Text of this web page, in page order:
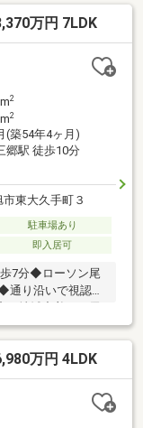
万円 7LDK
2
2
(築54年4ヶ月)
郷駅 徒歩10分
東大久手町３
駐車場あり
即入居可
7分◆ローソン尾
り沿いで視認性
満足度93.7％！●地
村からの転居のご
地建物取引士！●
ローン承認実績多
スポイントもち
万円 4LDK